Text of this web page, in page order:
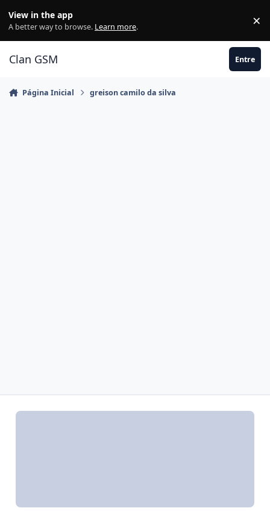
View in the app
A better way to browse. Learn more. ×
Clan GSM Entre
Página Inicial greison camilo da silva